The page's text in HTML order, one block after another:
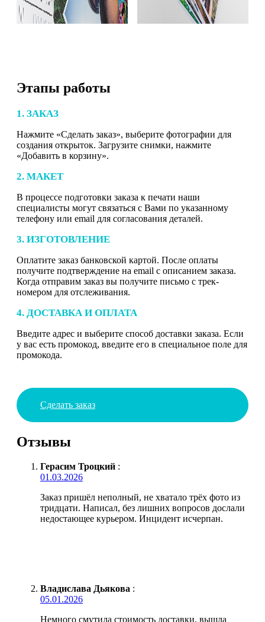
Этапы работы
1. ЗАКАЗ
Нажмите «Сделать заказ», выберите фотографии для
создания открыток. Загрузите снимки, нажмите
«Добавить в корзину».
2. МАКЕТ
В процессе подготовки заказа к печати наши
специалисты могут связаться с Вами по указанному
телефону или email для согласования деталей.
3. ИЗГОТОВЛЕНИЕ
Оплатите заказ банковской картой. После оплаты
получите подтверждение на email с описанием заказа.
Когда отправим заказ вы получите письмо с трек-
номером для отслеживания.
4. ДОСТАВКА И ОПЛАТА
Введите адрес и выберите способ доставки заказа. Если
у вас есть промокод, введите его в специальное поле для
промокода.
Сделать заказ
Отзывы
Герасим Троцкий :
01.03.2026
Заказ пришёл неполный, не хватало трёх фото из
тридцати. Написал, без лишних вопросов дослали
недостающее курьером. Инцидент исчерпан.
Владислава Дьякова :
05.01.2026
Немного смутила стоимость доставки, вышла